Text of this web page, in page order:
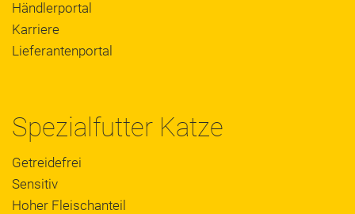
Händlerportal
Karriere
Lieferantenportal
Spezialfutter Katze
Getreidefrei
Sensitiv
Hoher Fleischanteil